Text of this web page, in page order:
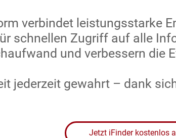
verbindet leistungsstarke
schnellen Zugriff auf alle
und verbessern die
jederzeit gewahrt – dank
Jetzt iFinder kostenlos